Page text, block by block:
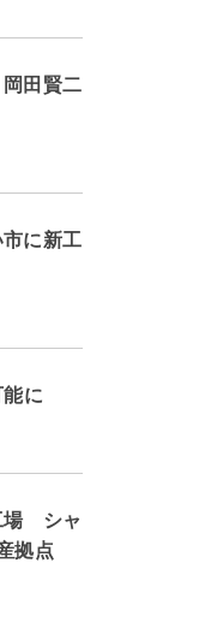
岡田賢二
市に新工
に
場 シャ
拠点